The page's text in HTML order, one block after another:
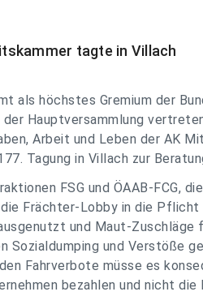
tagte in Villach
als höchstes Gremium der
Hauptversammlung
Arbeit und Leben der AK
Tagung in Villach zur
FSG und ÖAAB-FCG,
Frächter-Lobby in die Pflicht
und Maut-Zuschläge
Sozialdumping und Verstöße
Fahrverbote müsse es
bezahlen und nicht die